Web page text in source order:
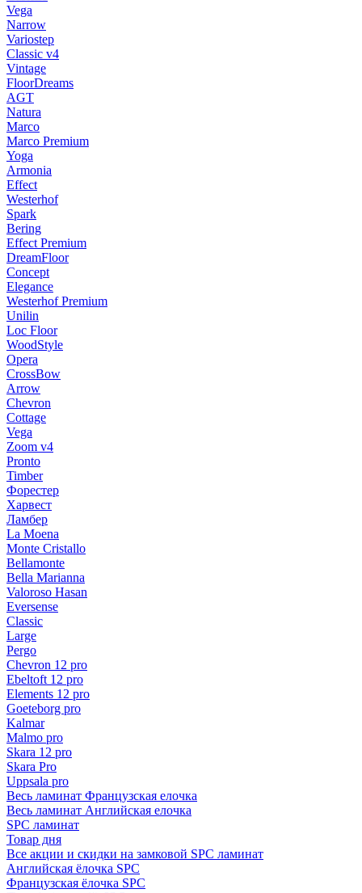
Vega
Narrow
Variostep
Classic v4
Vintage
FloorDreams
AGT
Natura
Marco
Marco Premium
Yoga
Armonia
Effect
Westerhof
Spark
Bering
Effect Premium
DreamFloor
Concept
Elegance
Westerhof Premium
Unilin
Loc Floor
WoodStyle
Opera
CrossBow
Arrow
Chevron
Cottage
Vega
Zoom v4
Pronto
Timber
Форестер
Харвест
Ламбер
La Moena
Monte Cristallo
Bellamonte
Bella Marianna
Valoroso Hasan
Eversense
Classic
Large
Pergo
Chevron 12 pro
Ebeltoft 12 pro
Elements 12 pro
Goeteborg pro
Kalmar
Malmo pro
Skara 12 pro
Skara Pro
Uppsala pro
Весь ламинат Французская елочка
Весь ламинат Английская елочка
SPC ламинат
Товар дня
Все акции и скидки на замковой SPC ламинат
Английская ёлочка SPC
Французская ёлочка SPC